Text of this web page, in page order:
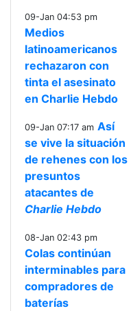
09-Jan 04:53 pm
Medios
latinoamericanos
rechazaron con
tinta el asesinato
en Charlie Hebdo
09-Jan 07:17 am Así
se vive la situación
de rehenes con los
presuntos
atacantes de
Charlie Hebdo
08-Jan 02:43 pm
Colas continúan
interminables para
compradores de
baterías